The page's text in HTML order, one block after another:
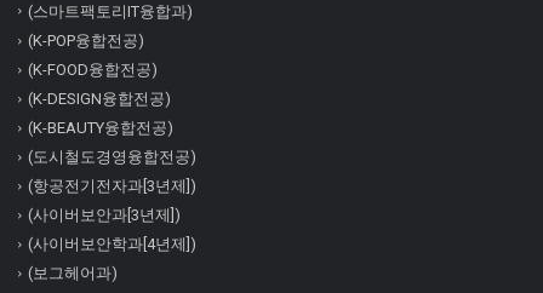
(스마트팩토리IT융합과)
(K-POP융합전공)
(K-FOOD융합전공)
(K-DESIGN융합전공)
(K-BEAUTY융합전공)
(도시철도경영융합전공)
(항공전기전자과[3년제])
(사이버보안과[3년제])
(사이버보안학과[4년제])
(보그헤어과)